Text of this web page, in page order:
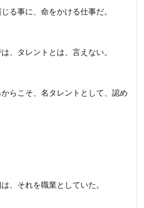
る事に、命をかける仕事だ。
、タレントとは、言えない。
らこそ、名タレントとして、認め
、それを職業としていた。